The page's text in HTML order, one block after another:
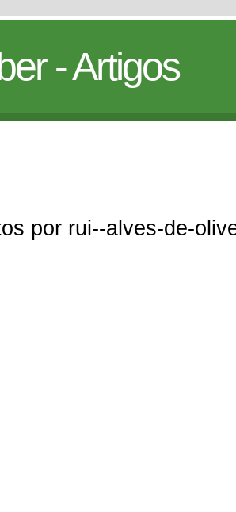
- Artigos
por rui--alves-de-